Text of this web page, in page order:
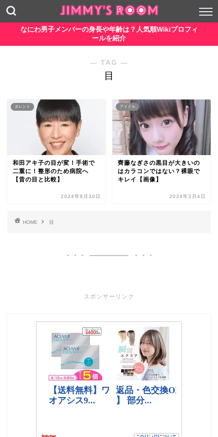
なにわ男子メンバーの身長や年齢は？人気順Wikiプロフィ
ールを紹介
― TAG ―
目
タレント
和田アキ子の目が変！手術で
二重に！整形のため病院へ
【昔の目と比較】
2024年8月30日
アイドル
齊藤なぎさの黒目が大きいの
はカラコンではない？裸眼で
キレイ【画像】
2024年3月4日
HOME 目
スポンサーリンク